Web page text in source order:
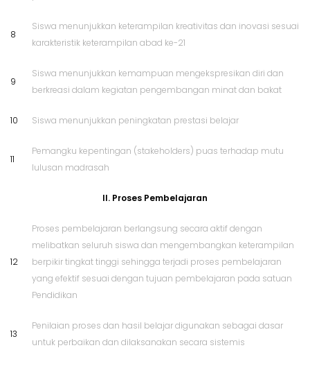
8
Siswa menunjukkan keterampilan kreativitas dan inovasi sesuai
karakteristik keterampilan abad ke-21
9
Siswa menunjukkan kemampuan mengekspresikan diri dan
berkreasi dalam kegiatan pengembangan minat dan bakat
10 Siswa menunjukkan peningkatan prestasi belajar
11
Pemangku kepentingan (stakeholders) puas terhadap mutu
lulusan madrasah
II. Proses Pembelajaran
12
Proses pembelajaran berlangsung secara aktif dengan
melibatkan seluruh siswa dan mengembangkan keterampilan
berpikir tingkat tinggi sehingga terjadi proses pembelajaran
yang efektif sesuai dengan tujuan pembelajaran pada satuan
Pendidikan
13
Penilaian proses dan hasil belajar digunakan sebagai dasar
untuk perbaikan dan dilaksanakan secara sistemis